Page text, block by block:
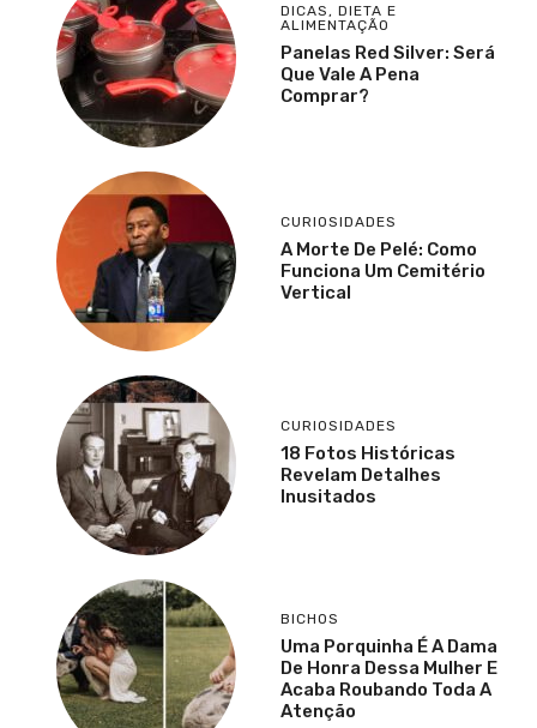
DICAS, DIETA E
ALIMENTAÇÃO
Panelas Red Silver: Será
Que Vale A Pena
Comprar?
CURIOSIDADES
A Morte De Pelé: Como
Funciona Um Cemitério
Vertical
CURIOSIDADES
18 Fotos Históricas
Revelam Detalhes
Inusitados
BICHOS
Uma Porquinha É A Dama
De Honra Dessa Mulher E
Acaba Roubando Toda A
Atenção